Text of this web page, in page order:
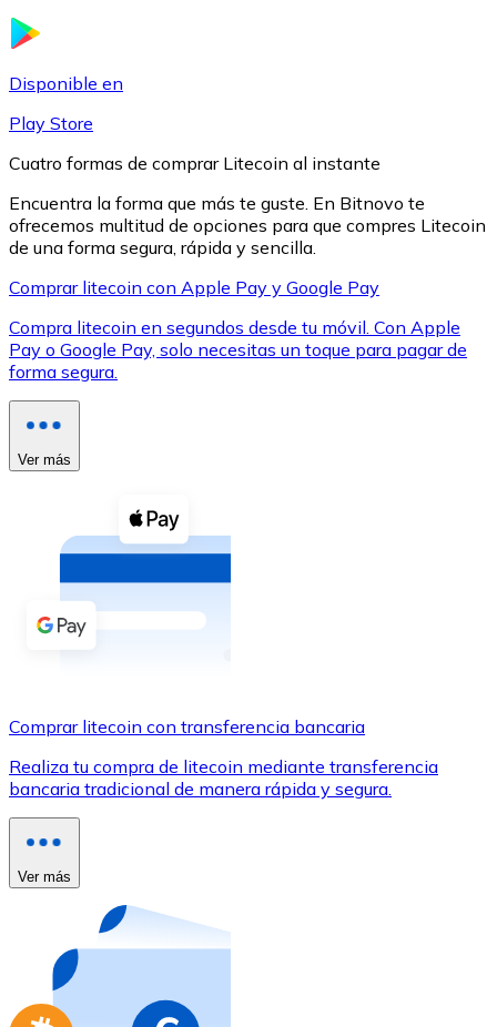
Ver todo
Compra criptomonedas con efectivo en tu tienda más
Comprar con efectivo
Transferencia SEPA
Añade fondos a tu cuenta Bitnovo o realiza compras
Comprar con Transferencia
Utiliza tarjetas Visa y Mastercard para comprar
Comprar con tarjeta
Tienda - Tarjetas regalo
Nuevo
Compra tarjetas regalo de tus marcas favoritas con
Ir a la tienda de tarjetas regalo
Disponible en
Play Store
Cuatro formas de comprar Litecoin al instante
Encuentra la forma que más te guste. En Bitnovo te
ofrecemos multitud de opciones para que compres Litecoin
de una forma segura, rápida y sencilla.
Comprar litecoin con Apple Pay y Google Pay
Compra litecoin en segundos desde tu móvil. Con Apple
Pay o Google Pay, solo necesitas un toque para pagar de
forma segura.
Ver más
Comprar litecoin con transferencia bancaria
Realiza tu compra de litecoin mediante transferencia
bancaria tradicional de manera rápida y segura.
Ver más